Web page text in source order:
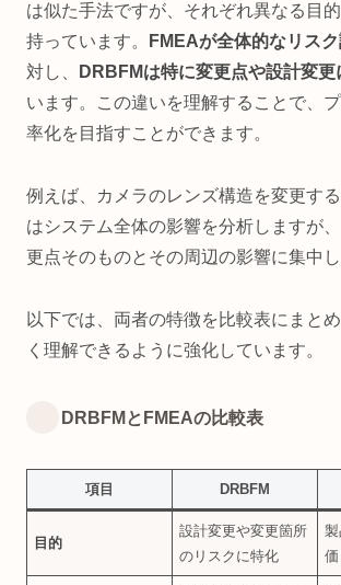
は似た手法ですが、それぞれ異なる目
持っています。
FMEAが全体的なリス
対し、
DRBFMは特に変更点や設計変更
います。この違いを理解することで、
率化を目指すことができます。
例えば、カメラのレンズ構造を変更す
はシステム全体の影響を分析しますが
更点そのものとその周辺の影響に集中し
以下では、両者の特徴を比較表にまと
く理解できるように強化しています。
DRBFMとFMEAの比較表
項目 DRBFM
目的
設計変更や変更箇所
のリスクに特化
価